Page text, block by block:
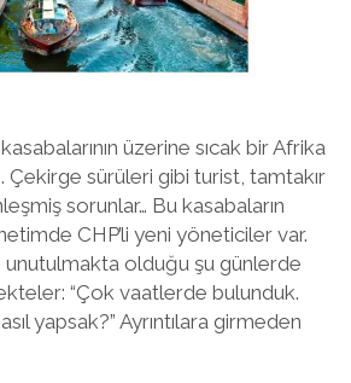
twitterfacebook
instagram
üzerine sıcak bir Afrika
Çekirge sürüleri gibi turist, tamtakır
sorunlar… Bu kasabaların
CHP’li yeni yöneticiler var.
unutulmakta olduğu şu günlerde
“Çok vaatlerde bulunduk.
yapsak?” Ayrıntılara girmeden